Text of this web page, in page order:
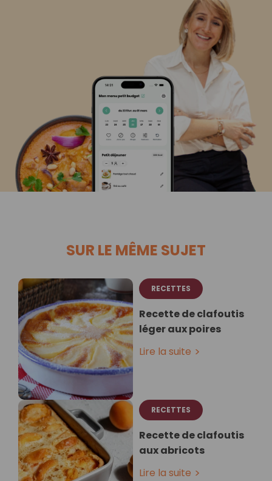
SUR LE MÊME SUJET
RECETTES
Recette de clafoutis
léger aux poires
Lire la suite
RECETTES
Recette de clafoutis
aux abricots
Lire la suite